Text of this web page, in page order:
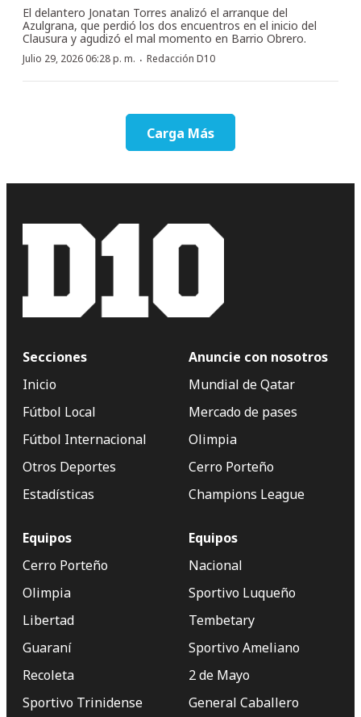
El delantero Jonatan Torres analizó el arranque del
Azulgrana, que perdió los dos encuentros en el inicio del
Clausura y agudizó el mal momento en Barrio Obrero.
Julio 29, 2026 06:28 p. m. · Redacción D10
Carga Más
Secciones
Inicio
Fútbol Local
Fútbol Internacional
Otros Deportes
Estadísticas
Anuncie con nosotros
Mundial de Qatar
Mercado de pases
Olimpia
Cerro Porteño
Champions League
Equipos
Cerro Porteño
Olimpia
Libertad
Guaraní
Recoleta
Sportivo Trinidense
Equipos
Nacional
Sportivo Luqueño
Tembetary
Sportivo Ameliano
2 de Mayo
General Caballero